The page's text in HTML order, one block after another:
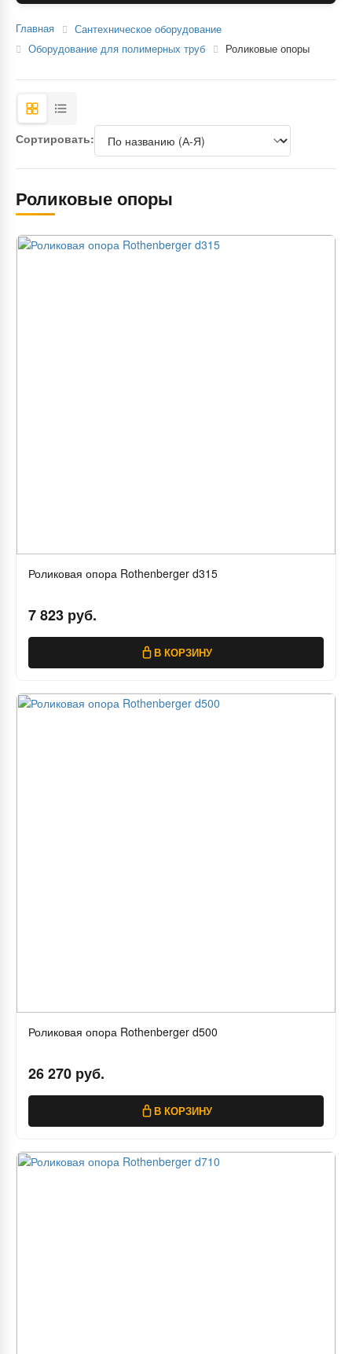
Главная
Сантехническое оборудование
Оборудование для полимерных труб
Роликовые опоры
Сортировать:
Роликовые опоры
Роликовая опора Rothenberger d315
7 823 руб.
В КОРЗИНУ
Роликовая опора Rothenberger d500
26 270 руб.
В КОРЗИНУ